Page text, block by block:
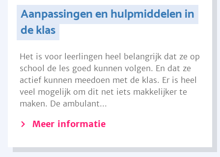
Aanpassingen en hulpmiddelen in
de klas
Het is voor leerlingen heel belangrijk dat ze op
school de les goed kunnen volgen. En dat ze
actief kunnen meedoen met de klas. Er is heel
veel mogelijk om dit net iets makkelijker te
maken. De ambulant...
Meer informatie